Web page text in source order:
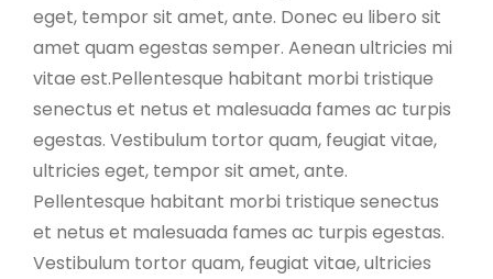
eget, tempor sit amet, ante. Donec eu libero sit
amet quam egestas semper. Aenean ultricies mi
vitae est.Pellentesque habitant morbi tristique
senectus et netus et malesuada fames ac turpis
egestas. Vestibulum tortor quam, feugiat vitae,
ultricies eget, tempor sit amet, ante.
Pellentesque habitant morbi tristique senectus
et netus et malesuada fames ac turpis egestas.
Vestibulum tortor quam, feugiat vitae, ultricies